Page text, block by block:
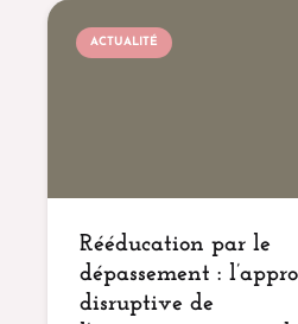
ACTUALITÉ
Rééducation par le
dépassement :
disruptive de